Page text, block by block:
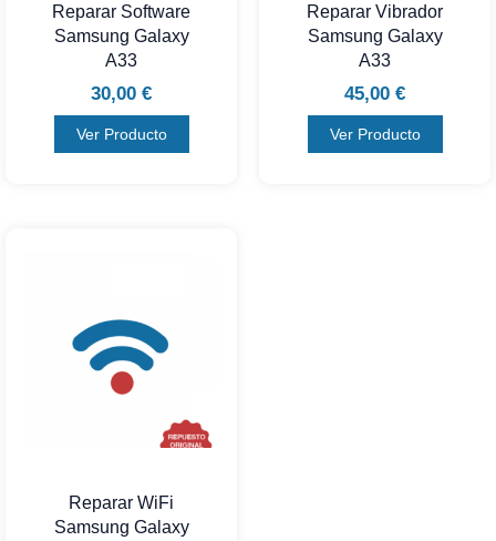
Reparar Software
Samsung Galaxy
A33
30,00 €
Ver Producto
Reparar Vibrador
Samsung Galaxy
A33
45,00 €
Ver Producto
Reparar WiFi
Samsung Galaxy